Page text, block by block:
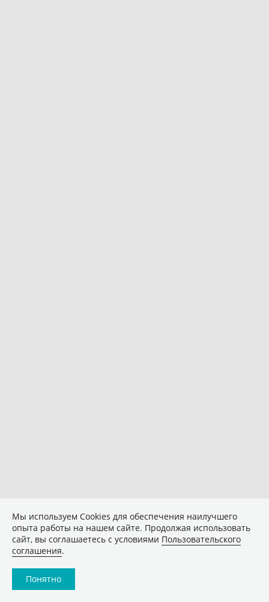
Мы используем Сookies для обеспечения наилучшего
опыта работы на нашем сайте. Продолжая использовать
сайт, вы соглашаетесь с условиями Пользовательского
соглашения.
Понятно